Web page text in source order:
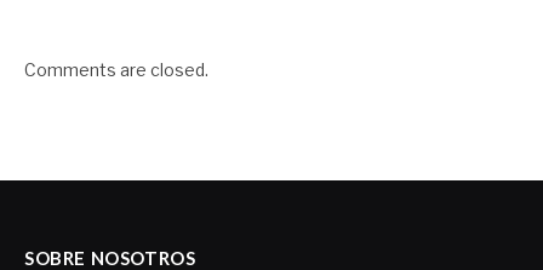
Comments are closed.
SOBRE NOSOTROS